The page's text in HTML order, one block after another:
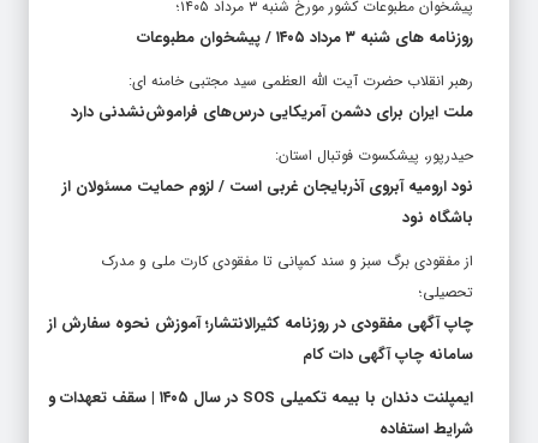
پیشخوان مطبوعات کشور مورخ شنبه ۳ مرداد ۱۴۰۵؛
روزنامه های شنبه ۳ مرداد ۱۴۰۵ / پیشخوان مطبوعات
رهبر انقلاب حضرت آیت الله العظمی سید مجتبی خامنه ای:
ملت ایران برای دشمن آمریکایی درس‌های فراموش‌نشدنی دارد
حیدرپور، پیشکسوت فوتبال استان:
نود ارومیه آبروی آذربایجان غربی است / لزوم حمایت مسئولان از
باشگاه نود
از مفقودی برگ سبز و سند کمپانی تا مفقودی کارت ملی و مدرک
تحصیلی؛
چاپ آگهی مفقودی در روزنامه کثیرالانتشار؛ آموزش نحوه سفارش از
سامانه چاپ آگهی دات کام
ایمپلنت دندان با بیمه تکمیلی SOS در سال ۱۴۰۵ | سقف تعهدات و
شرایط استفاده